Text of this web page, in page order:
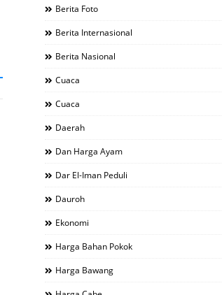
Berita Foto
Berita Internasional
Berita Nasional
Cuaca
Cuaca
Daerah
Dan Harga Ayam
Dar El-Iman Peduli
Dauroh
Ekonomi
Harga Bahan Pokok
Harga Bawang